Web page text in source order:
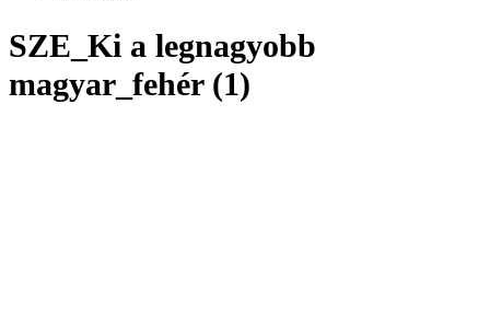
SZE_Ki a legnagyobb
magyar_fehér (1)